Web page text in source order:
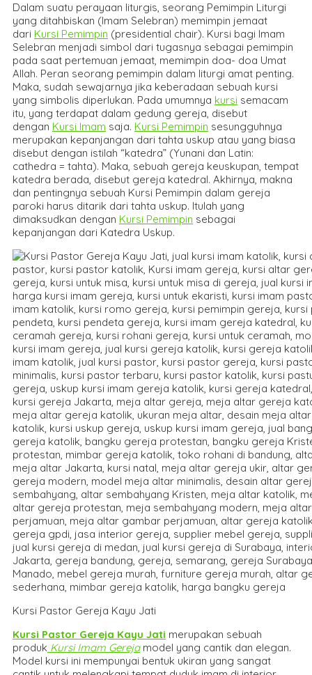
Dalam suatu perayaan liturgis, seorang Pemimpin Liturgi
yang ditahbiskan (Imam Selebran) memimpin jemaat
dari Kursi Pemimpin (presidential chair). Kursi bagi Imam
Selebran menjadi simbol dari tugasnya sebagai pemimpin
pada saat pertemuan jemaat, memimpin doa- doa Umat
Allah. Peran seorang pemimpin dalam liturgi amat penting.
Maka, sudah sewajarnya jika keberadaan sebuah kursi
yang simbolis diperlukan. Pada umumnya kursi semacam
itu, yang terdapat dalam gedung gereja, disebut
dengan Kursi Imam saja. Kursi Pemimpin sesungguhnya
merupakan kepanjangan dari tahta uskup atau yang biasa
disebut dengan istilah “katedra” (Yunani dan Latin:
cathedra = tahta). Maka, sebuah gereja keuskupan, tempat
katedra berada, disebut gereja katedral. Akhirnya, makna
dan pentingnya sebuah Kursi Pemimpin dalam gereja
paroki harus ditarik dari tahta uskup. Itulah yang
dimaksudkan dengan Kursi Pemimpin sebagai
kepanjangan dari Katedra Uskup.
Kursi Pastor Gereja Kayu Jati
Kursi Pastor Gereja Kayu Jati merupakan sebuah
produk Kursi Imam Gerejamodel yang cantik dan elegan.
Model kursi ini mempunyai bentuk ukiran yang sangat